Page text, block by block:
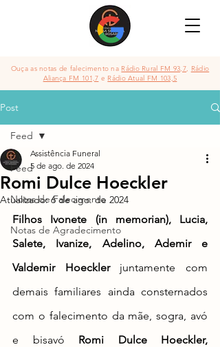
Ouça as notas de falecimento na Rádio Rural FM 93,7, Rádio
Aliança FM 101,7 e Rádio Atual FM 103,5
Post
Feed
Notas de Falecimento
Notas de Agradecimento
Feed
Romi Dulce Hoeckler
Assistência Funeral
5 de ago. de 2024
Atualizado:6 de ago. de 2024
Filhos Ivonete (in memorian), Lucia,
Salete, Ivanize, Adelino, Ademir e
Valdemir Hoeckler juntamente com
demais familiares ainda consternados
com o falecimento da mãe, sogra, avó
e bisavó Romi Dulce Hoeckler,